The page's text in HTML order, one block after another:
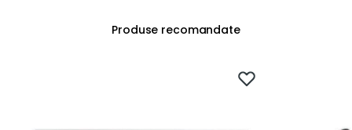
Produse recomandate